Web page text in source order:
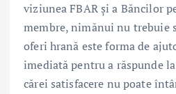
viziunea FBAR și a Băncilor
membre, nimănui nu trebuie
oferi hrană este forma de
imediată pentru a răspunde
cărei satisfacere nu poate